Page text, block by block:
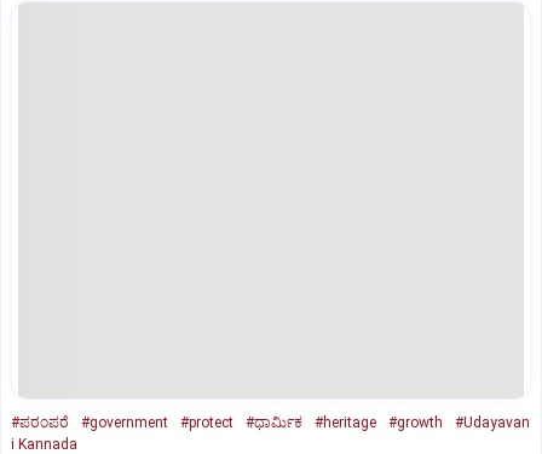
#ಪರಂಪರೆ #government #protect #ಧಾರ್ಮಿಕ #heritage #growth
#Udayavan
i Kannada